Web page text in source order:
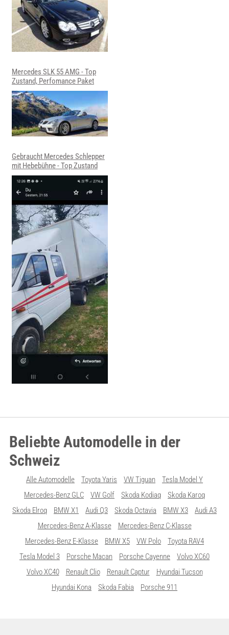
Mercedes SLK 55 AMG - Top
Zustand, Perfomance Paket
Gebraucht Mercedes Schlepper
mit Hebebühne - Top Zustand
Beliebte Automodelle in der
Schweiz
Alle Automodelle Toyota Yaris VW Tiguan
Tesla Model Y
Mercedes-Benz GLC
VW Golf Skoda Kodiaq
Skoda Karoq
Skoda Elroq
BMW X1 Audi Q3 Skoda Octavia BMW X3
Audi A3
Mercedes-Benz A-Klasse
Mercedes-Benz C-Klasse
Mercedes-Benz E-Klasse
BMW X5 VW Polo
Toyota RAV4
Tesla Model 3
Porsche Macan Porsche Cayenne
Volvo XC60
Volvo XC40
Renault Clio Renault Captur
Hyundai Tucson
Hyundai Kona
Skoda Fabia Porsche 911